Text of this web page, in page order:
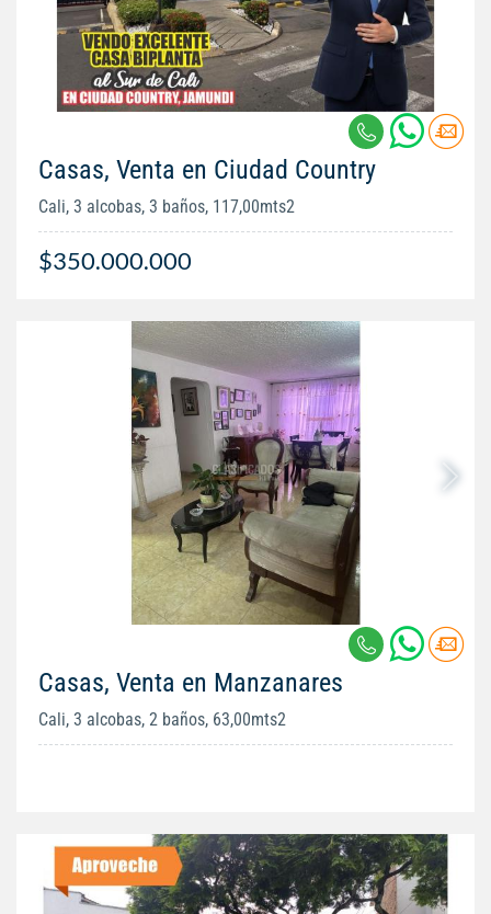
Casas, Venta en Ciudad Country
Cali, 3 alcobas, 3 baños, 117,00mts2
$350.000.000
Casas, Venta en Manzanares
Cali, 3 alcobas, 2 baños, 63,00mts2